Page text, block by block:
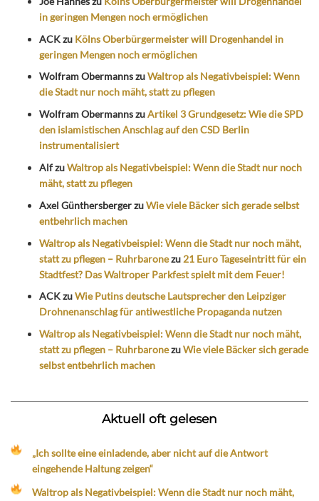
in geringen Mengen noch ermöglichen
ACKzu Kölns Oberbürgermeister will Drogenhandel in
geringen Mengen noch ermöglichen
Wolfram ObermannszuWaltrop als Negativbeispiel: Wenn
die Stadt nur noch mäht, statt zu pflegen
Wolfram ObermannszuArtikel 3 Grundgesetz: Wie die SPD
den islamistischen Anschlag auf den CSD Berlin
instrumentalisiert
AlfzuWaltrop als Negativbeispiel: Wenn die Stadt nur noch
mäht, statt zu pflegen
Axel GünthersbergerzuWie viele Bäcker sich gerade selbst
entbehrlich machen
Waltrop als Negativbeispiel: Wenn die Stadt nur noch mäht,
statt zu pflegen – Ruhrbaronezu 21 Euro Tageseintritt für ein
Stadtfest? Das Waltroper Parkfest spielt mit dem Feuer!
ACKzuWie Putins deutsche Lautsprecher den Leipziger
Drohnenanschlag für antiwestliche Propaganda nutzen
Waltrop als Negativbeispiel: Wenn die Stadt nur noch mäht,
statt zu pflegen – RuhrbaronezuWie viele Bäcker sich gerade
selbst entbehrlich machen
Aktuell oft gelesen
„Ich sollte eine einladende, aber nicht auf die Antwort
eingehende Haltung zeigen“
Waltrop als Negativbeispiel: Wenn die Stadt nur noch mäht,